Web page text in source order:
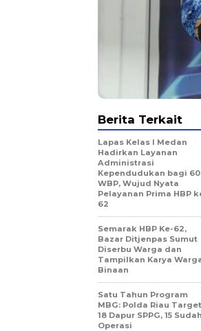
Berita Terkait
Lapas Kelas I Medan
Hadirkan Layanan
Administrasi
Kependudukan bagi
WBP, Wujud Nyata
Pelayanan Prima HBP
62
Semarak HBP Ke-62,
Bazar Ditjenpas Sumut
Diserbu Warga dan
Tampilkan Karya
Binaan
Satu Tahun Program
MBG: Polda Riau Target
18 Dapur SPPG, 15 Sudah
Operasi